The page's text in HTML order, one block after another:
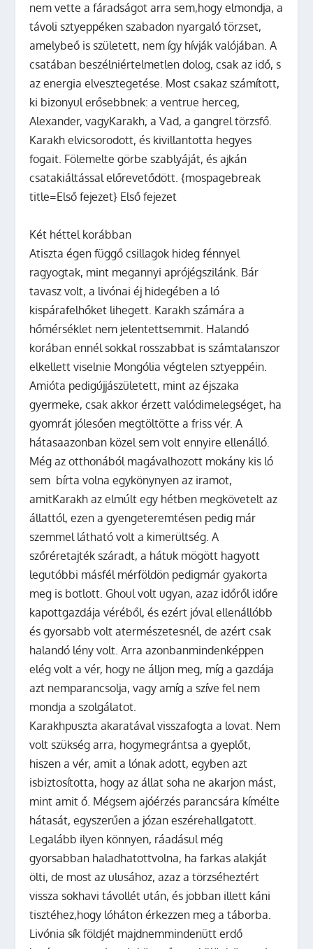
nem vette a fáradságot arra sem,hogy elmondja, a
távoli sztyeppéken szabadon nyargaló törzset,
amelybeő is született, nem így hívják valójában. A
csatában beszélniértelmetlen dolog, csak az idő, s
az energia elvesztegetése. Most csakaz számított,
ki bizonyul erősebbnek: a ventrue herceg,
Alexander, vagyKarakh, a Vad, a gangrel törzsfő.
Karakh elvicsorodott, és kivillantotta hegyes
fogait. Fölemelte görbe szablyáját, és ajkán
csatakiáltással előrevetődött. {mospagebreak
title=Első fejezet} Első fejezet
Két héttel korábban
Atiszta égen függő csillagok hideg fénnyel
ragyogtak, mint megannyi aprójégszilánk. Bár
tavasz volt, a livónai éj hidegében a ló
kispárafelhőket lihegett. Karakh számára a
hőmérséklet nem jelentettsemmit. Halandó
korában ennél sokkal rosszabbat is számtalanszor
elkellett viselnie Mongólia végtelen sztyeppéin.
Amióta pedigújjászületett, mint az éjszaka
gyermeke, csak akkor érzett valódimelegséget, ha
gyomrát jólesően megtöltötte a friss vér. A
hátasaazonban közel sem volt ennyire ellenálló.
Még az otthonából magávalhozott mokány kis ló
sem bírta volna egykönynyen az iramot,
amitKarakh az elmúlt egy hétben megkövetelt az
állattól, ezen a gyengeteremtésen pedig már
szemmel látható volt a kimerültség. A
szőréretajték száradt, a hátuk mögött hagyott
legutóbbi másfél mérföldön pedigmár gyakorta
meg is botlott. Ghoul volt ugyan, azaz időről időre
kapottgazdája véréből, és ezért jóval ellenállóbb
és gyorsabb volt atermészetesnél, de azért csak
halandó lény volt. Arra azonbanmindenképpen
elég volt a vér, hogy ne álljon meg, míg a gazdája
azt nemparancsolja, vagy amíg a szíve fel nem
mondja a szolgálatot.
Karakhpuszta akaratával visszafogta a lovat. Nem
volt szükség arra, hogymegrántsa a gyeplőt,
hiszen a vér, amit a lónak adott, egyben azt
isbiztosította, hogy az állat soha ne akarjon mást,
mint amit ő. Mégsem ajóérzés parancsára kímélte
hátasát, egyszerűen a józan eszérehallgatott.
Legalább ilyen könnyen, ráadásul még
gyorsabban haladhatottvolna, ha farkas alakját
ölti, de most az ulusához, azaz a törzséheztért
vissza sokhavi távollét után, és jobban illett káni
tisztéhez,hogy lóháton érkezzen meg a táborba.
Livónia sík földjét majdnemmindenütt erdő